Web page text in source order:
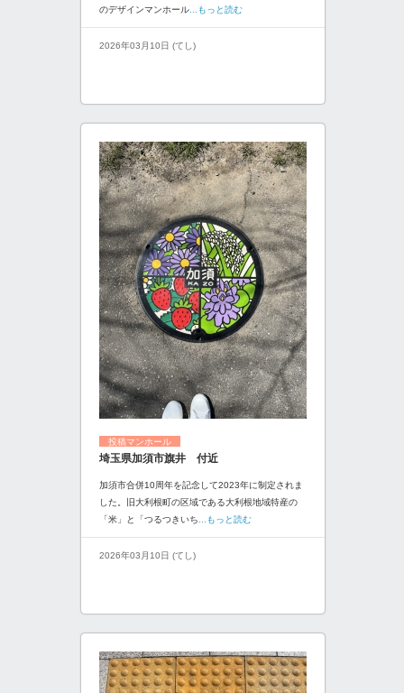
のデザインマンホール ...もっと読む
2026年03月10日 (てし)
投稿マンホール
埼玉県加須市旗井 付近
加須市合併10周年を記念して2023年に制定されま
した。旧大利根町の区域である大利根地域特産の
「米」と「つるつきいち ...もっと読む
2026年03月10日 (てし)